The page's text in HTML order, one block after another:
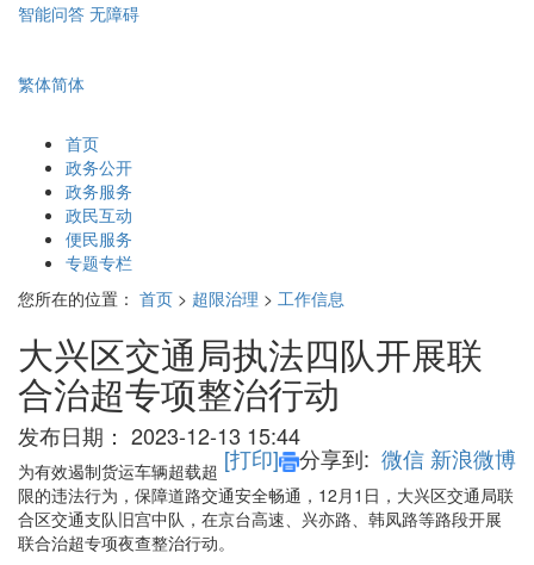
智能问答 无障碍
繁体简体
首页
政务公开
政务服务
政民互动
便民服务
专题专栏
您所在的位置： 首页 > 超限治理 > 工作信息
大兴区交通局执法四队开展联
合治超专项整治行动
发布日期： 2023-12-13 15:44
[打印] 分享到: 微信 新浪微博
为有效遏制货运车辆超载超
限的违法行为，保障道路交通安全畅通，12月1日，大兴区交通局联
合区交通支队旧宫中队，在京台高速、兴亦路、韩凤路等路段开展
联合治超专项夜查整治行动。